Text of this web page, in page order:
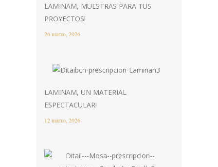
LAMINAM, MUESTRAS PARA TUS
PROYECTOS!
26 marzo, 2026
LAMINAM, UN MATERIAL
ESPECTACULAR!
12 marzo, 2026